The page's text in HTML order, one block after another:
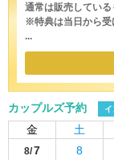
通常は販売してい
※特典は当日から受
...
カップルズ予約
金 土
8/7
8